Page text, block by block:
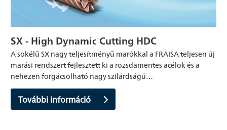
SX - High Dynamic Cutting HDC
A sokélű SX nagy teljesítményű marókkal a FRAISA teljesen új
marási rendszert fejlesztett ki a rozsdamentes acélok és a
nehezen forgácsolható nagy szilárdságú…
További információ